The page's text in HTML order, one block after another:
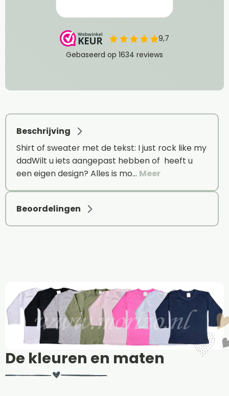
Beschrijving
Shirt of sweater met de tekst: I just rock like my
dadWilt u iets aangepast hebben of heeft u
een eigen design? Alles is mo… Meer
Beoordelingen
De kleuren en maten